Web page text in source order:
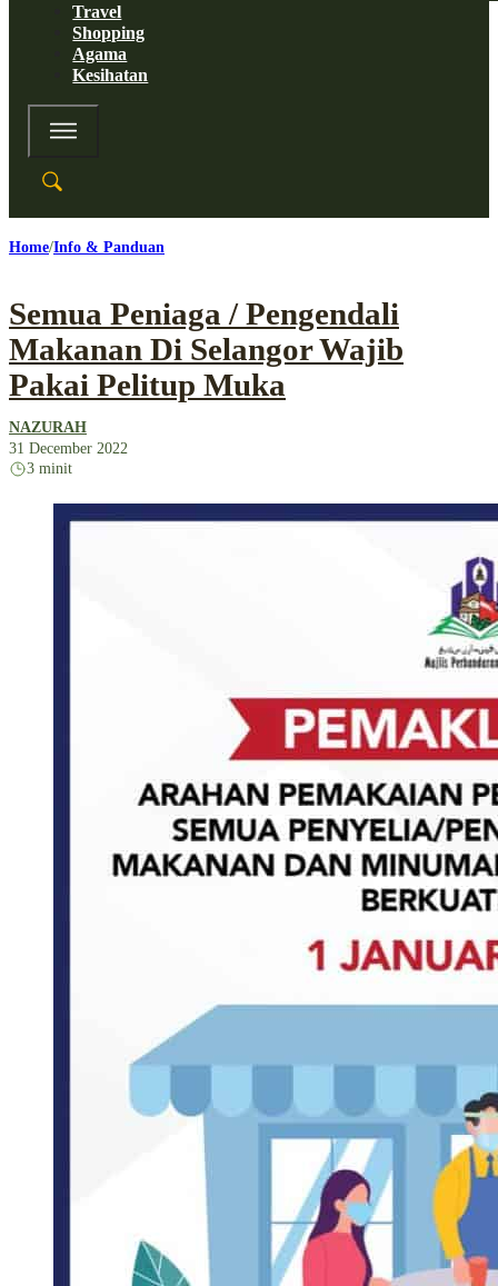
Travel
Shopping
Agama
Kesihatan
Home Info & Panduan
Semua Peniaga / Pengendali
Makanan Di Selangor Wajib
Pakai Pelitup Muka
NAZURAH
31 December 2022
3 minit